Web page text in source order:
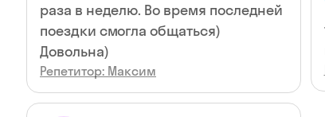
раза в неделю. Во время последней
поездки смогла общаться)
Довольна)
Репетитор: Максим